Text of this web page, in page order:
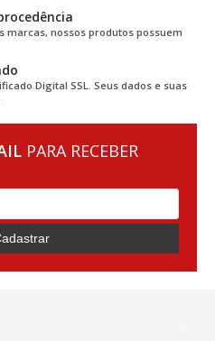
marcas, nossos produtos possuem
Digital SSL. Seus dados e suas
PARA RECEBER